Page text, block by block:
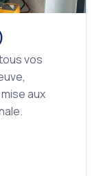
vos
aux